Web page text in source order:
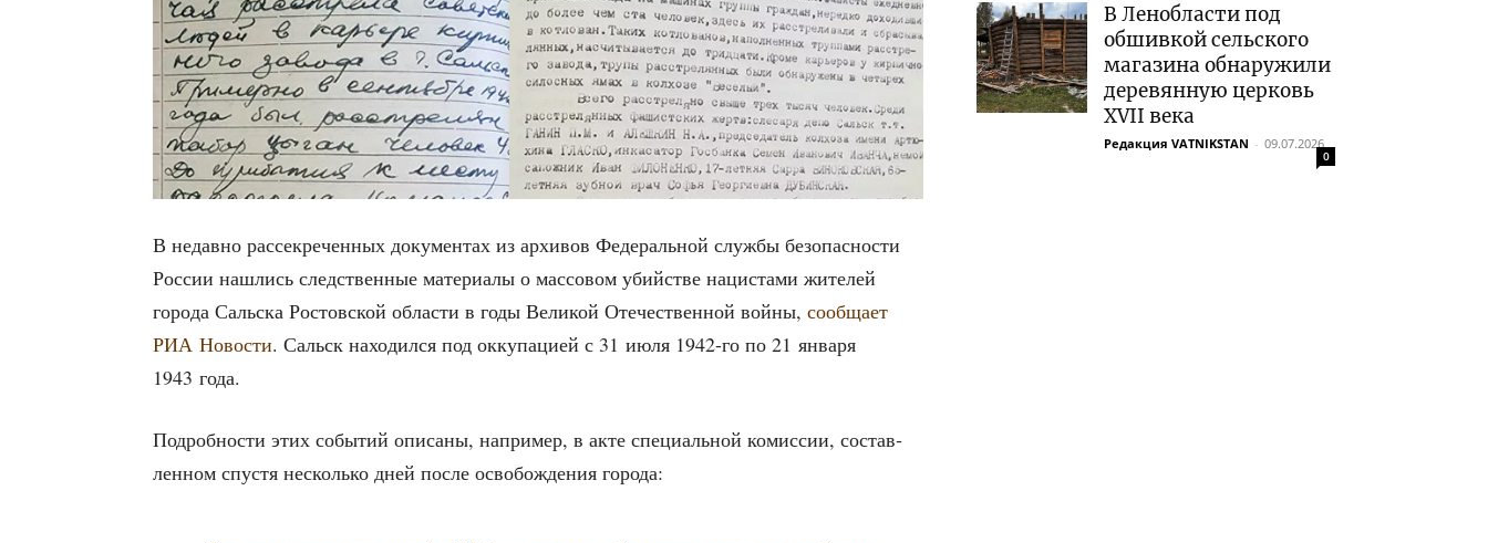
В недав­но рас­сек­ре­чен­ных доку­мен­тах из архи­вов Феде­раль­ной служ­бы без­опас­но­сти
Рос­сии нашлись след­ствен­ные мате­ри­а­лы о мас­со­вом убий­стве наци­ста­ми жите­лей
горо­да Саль­ска Ростов­ской обла­сти в годы Вели­кой Оте­че­ствен­ной вой­ны, сооб­ща­ет
РИА Ново­сти. Сальск нахо­дил­ся под окку­па­ци­ей с 31 июля 1942-го по 21 янва­ря
1943 года.
Подроб­но­сти этих собы­тий опи­са­ны, напри­мер, в акте спе­ци­аль­ной комис­сии, состав­
лен­ном спу­стя несколь­ко дней после осво­бож­де­ния города:
В Ленобласти под
обшивкой сельского
магазина обнаружили
деревянную церковь
XVII века
Редакция VATNIKSTAN - 09.07.2026
0